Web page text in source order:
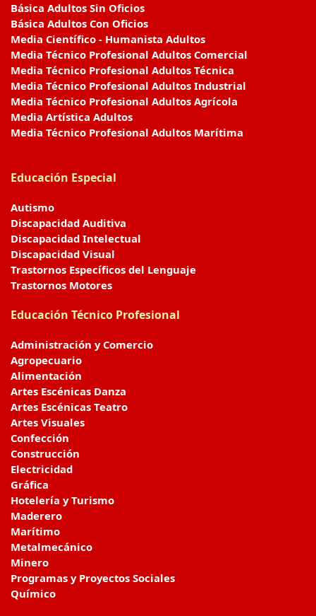
Básica Adultos Sin Oficios
Básica Adultos Con Oficios
Media Científico - Humanista Adultos
Media Técnico Profesional Adultos Comercial
Media Técnico Profesional Adultos Técnica
Media Técnico Profesional Adultos Industrial
Media Técnico Profesional Adultos Agrícola
Media Artística Adultos
Media Técnico Profesional Adultos Marítima
Educación Especial
Autismo
Discapacidad Auditiva
Discapacidad Intelectual
Discapacidad Visual
Trastornos Específicos del Lenguaje
Trastornos Motores
Educación Técnico Profesional
Administración y Comercio
Agropecuario
Alimentación
Artes Escénicas Danza
Artes Escénicas Teatro
Artes Visuales
Confección
Construcción
Electricidad
Gráfica
Hotelería y Turismo
Maderero
Marítimo
Metalmecánico
Minero
Programas y Proyectos Sociales
Químico